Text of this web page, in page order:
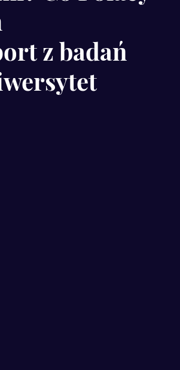
z badań